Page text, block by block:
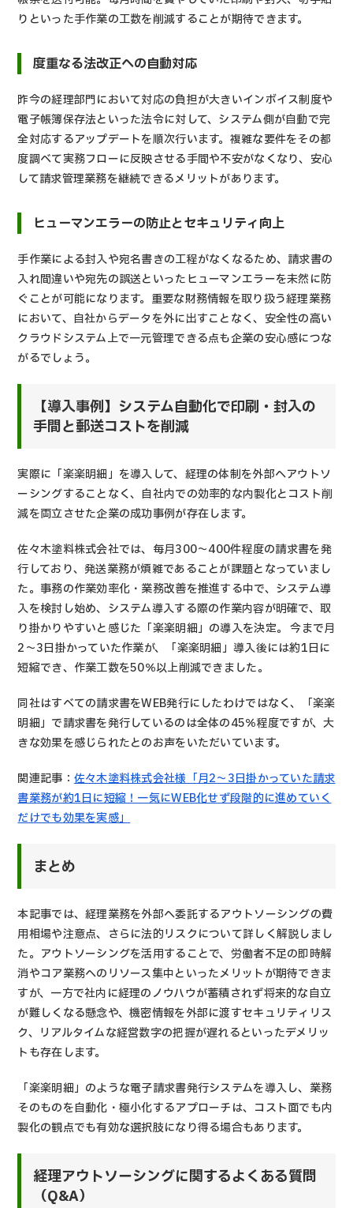
りといった手作業の工数を削減することが期待できます。
度重なる法改正への自動対応
昨今の経理部門において対応の負担が大きいインボイス制度や
電子帳簿保存法といった法令に対して、システム側が自動で完
全対応するアップデートを順次行います。複雑な要件をその都
度調べて実務フローに反映させる手間や不安がなくなり、安心
して請求管理業務を継続できるメリットがあります。
ヒューマンエラーの防止とセキュリティ向上
手作業による封入や宛名書きの工程がなくなるため、請求書の
入れ間違いや宛先の誤送といったヒューマンエラーを未然に防
ぐことが可能になります。重要な財務情報を取り扱う経理業務
において、自社からデータを外に出すことなく、安全性の高い
クラウドシステム上で一元管理できる点も企業の安心感につな
がるでしょう。
【導入事例】システム自動化で印刷・封入の
手間と郵送コストを削減
実際に「楽楽明細」を導入して、経理の体制を外部へアウトソ
ーシングすることなく、自社内での効率的な内製化とコスト削
減を両立させた企業の成功事例が存在します。
佐々木塗料株式会社では、毎月300〜400件程度の請求書を発
行しており、発送業務が煩雑であることが課題となっていまし
た。事務の作業効率化・業務改善を推進する中で、システム導
入を検討し始め、システム導入する際の作業内容が明確で、取
り掛かりやすいと感じた「楽楽明細」の導入を決定。 今まで月
2〜3日掛かっていた作業が、「楽楽明細」導入後には約1日に
短縮でき、作業工数を50％以上削減できました。
同社はすべての請求書をWEB発行にしたわけではなく、「楽楽
明細」で請求書を発行しているのは全体の45％程度ですが、大
きな効果を感じられたとのお声をいただいています。
関連記事： 佐々木塗料株式会社様「月2～3日掛かっていた請求
書業務が約1日に短縮！一気にWEB化せず段階的に進めていく
だけでも効果を実感」
まとめ
本記事では、経理業務を外部へ委託するアウトソーシングの費
用相場や注意点、さらに法的リスクについて詳しく解説しまし
た。アウトソーシングを活用することで、労働者不足の即時解
消やコア業務へのリソース集中といったメリットが期待できま
すが、一方で社内に経理のノウハウが蓄積されず将来的な自立
が難しくなる懸念や、機密情報を外部に渡すセキュリティリス
ク、リアルタイムな経営数字の把握が遅れるといったデメリッ
トも存在します。
「楽楽明細」のような電子請求書発行システムを導入し、業務
そのものを自動化・極小化するアプローチは、コスト面でも内
製化の観点でも有効な選択肢になり得る場合もあります。
経理アウトソーシングに関するよくある質問
（Q&A）